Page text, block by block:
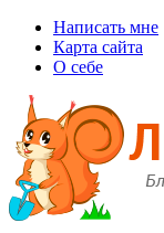
Написать мне
Карта сайта
О себе